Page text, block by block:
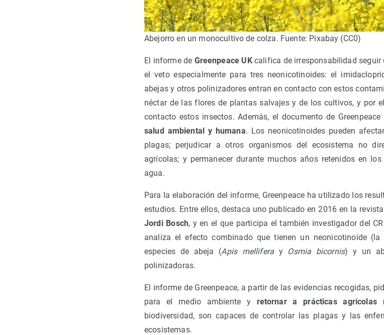
Abejorro en un monocultivo de colza. Fuente: Pixabay (CC0)
El informe de Greenpeace UKcalifica de irresponsabilidad seguir
el veto especialmente para tres neonicotinoides: el
abejas y otros polinizadores entran en contacto con estos
néctar de las flores de plantas salvajes y de los cultivos, y por
contacto estos insectos. Además, el documento de
salud ambiental y humana. Los neonicotinoides pueden
plagas; perjudicar a otros organismos del ecosistema no
agrícolas; y permanecer durante muchos años retenidos en
agua.
Para la elaboración del informe, Greenpeace ha utilizado los
estudios. Entre ellos, destaca uno publicado en 2016 en la revista
Jordi Bosch, y en el que participa el también investigador del
analiza el efecto combinado que tienen un neonicotinoide
especies de abeja (Apis mellifera y Osmia bicornis) y un
polinizadoras.
El informe de Greenpeace, a partir de las evidencias recogidas,
para el medio ambiente y retornar a prácticas agrícolas
biodiversidad, son capaces de controlar las plagas y las
ecosistemas.